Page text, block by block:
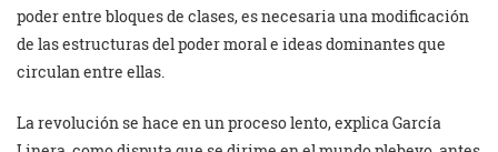
poder entre bloques de clases, es necesaria una modificación
de las estructuras del poder moral e ideas dominantes que
circulan entre ellas.
La revolución se hace en un proceso lento, explica García